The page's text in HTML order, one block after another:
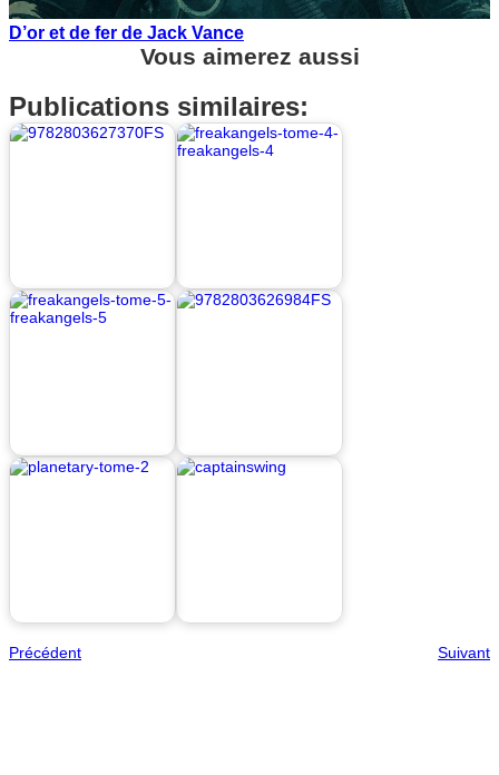
D’or et de fer de Jack Vance
Vous aimerez aussi
Publications similaires:
Précédent Suivant